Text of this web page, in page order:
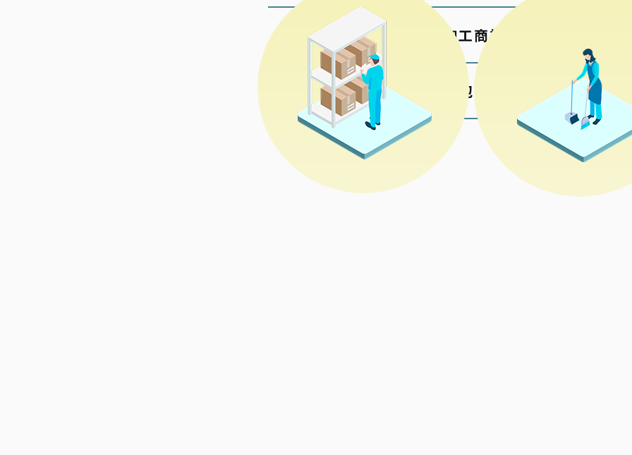
包材の加工
各種検品梱包
商業施設の清掃
公共施設の清掃